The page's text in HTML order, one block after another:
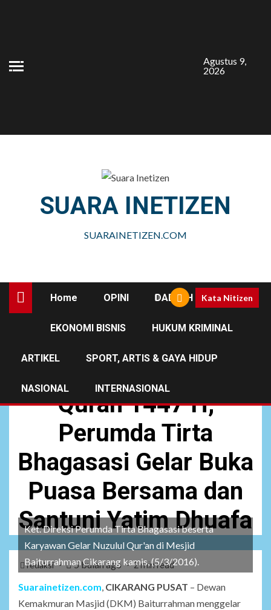
Agustus 9,
2026
SUARA INETIZEN
SUARAINETIZEN.COM
Home OPINI DAERAH
EKONOMI BISNIS HUKUM KRIMINAL
ARTIKEL SPORT, ARTIS & GAYA HIDUP
NASIONAL INTERNASIONAL
Kata Nitizen
Quran 1447 H,
Perumda Tirta
Bhagasasi Gelar Buka
Puasa Bersama dan
Santuni Yatim Dhuafa
redaksi 5 bulan ago 2 min read
Ket. Direksi Perumda Tirta Bhagasasi beserta
Karyawan Gelar Nuzulul Qur'an di Mesjid
Baiturrahman Cikarang kamis, (5/3/2016).
Suarainetizen.com, CIKARANG PUSAT – Dewan
Kemakmuran Masjid (DKM) Baiturrahman menggelar